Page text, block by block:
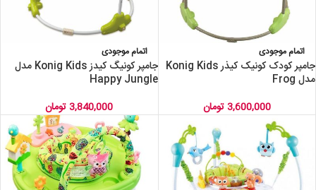
اتمام موجودی
جامپر کودک کونیک کیذر Konig Kids
مدل Frog
3,600,000 تومان
اتمام موجودی
جامپر کونیگ کیدز Konig Kids مدل
Happy Jungle
3,840,000 تومان